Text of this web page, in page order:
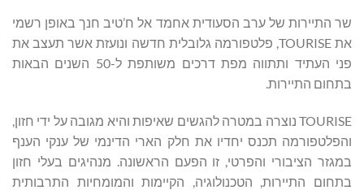
שר התיירות של ערב הסעודית אחמד אל ח’טיב חנך באופן רשמי
את TOURISE, פלטפורמה גלובלית חדשה ונועזת אשר תעצב את
פני העתיד ותתווה מפת דרכים משותפת ל-50 השנים הבאות
בתחום התיירות.
TOURISE נוצרה במטרה להגשים שאיפות והיא מגובה על ידי חזון,
והפלטפורמה תכנס יחדיו את חלק הארי הדינמי של ענקי הענף
במגזר הציבורי והפרטי, זו הפעם הראשונה. מנהיגים בעלי חזון
בתחום התיירות, הטכנולוגיה, הקיימות והמומחיות התרבותית